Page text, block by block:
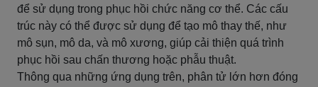
để sử dụng trong phục hồi chức năng cơ thể. Các cấu
trúc này có thể được sử dụng để tạo mô thay thế, như
mô sụn, mô da, và mô xương, giúp cải thiện quá trình
phục hồi sau chấn thương hoặc phẫu thuật.
Thông qua những ứng dụng trên, phân tử lớn hơn đóng